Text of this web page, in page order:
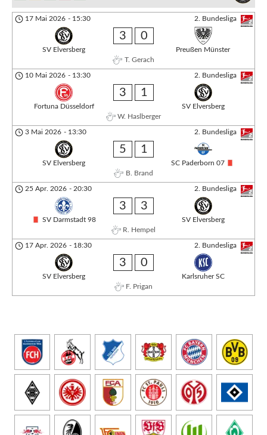
2. Bundesliga
17 Mai 2026 - 15:30
SV Elversberg
3 0
Preußen Münster
T. Gerach
2. Bundesliga
10 Mai 2026 - 13:30
Fortuna Düsseldorf
3 1
SV Elversberg
W. Haslberger
2. Bundesliga
3 Mai 2026 - 13:30
SV Elversberg
5 1
SC Paderborn 07
B. Brand
2. Bundesliga
25 Apr. 2026 - 20:30
SV Darmstadt 98
3 3
SV Elversberg
R. Hempel
2. Bundesliga
17 Apr. 2026 - 18:30
SV Elversberg
3 0
Karlsruher SC
F. Prigan